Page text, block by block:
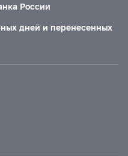
России
дней и перенесенных